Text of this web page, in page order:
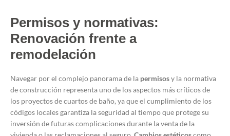
Permisos y normativas:
Renovación frente a
remodelación
Navegar por el complejo panorama de la permisosy la normativa
de construcción representa uno de los aspectos más críticos de
los proyectos de cuartos de baño, ya que el cumplimiento de los
códigos locales garantiza la seguridad al tiempo que protege su
inversión de futuras complicaciones durante la venta de la